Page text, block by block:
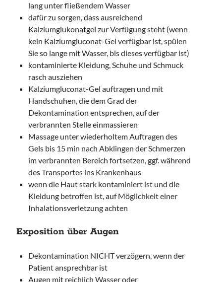
lang unter fließendem Wasser
dafür zu sorgen, dass ausreichend
Kalziumglukonatgel zur Verfügung steht (wenn
kein Kalziumgluconat-Gel verfügbar ist, spülen
Sie so lange mit Wasser, bis dieses verfügbar ist)
kontaminierte Kleidung, Schuhe und Schmuck
rasch ausziehen
Kalziumgluconat-Gel auftragen und mit
Handschuhen, die dem Grad der
Dekontamination entsprechen, auf der
verbrannten Stelle einmassieren
Massage unter wiederholtem Auftragen des
Gels bis 15 min nach Abklingen der Schmerzen
im verbrannten Bereich fortsetzen, ggf. während
des Transportes ins Krankenhaus
wenn die Haut stark kontaminiert ist und die
Kleidung betroffen ist, auf Möglichkeit einer
Inhalationsverletzung achten
Exposition über Augen
Dekontamination NICHT verzögern, wenn der
Patient ansprechbar ist
Augen mit reichlich Wasser oder